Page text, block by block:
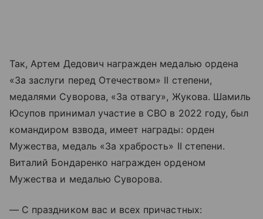
Так, Артем Дедович награжден медалью ордена
«За заслуги перед Отечеством» II степени,
медалями Суворова, «За отвагу», Жукова. Шамиль
Юсупов принимал участие в СВО в 2022 году, был
командиром взвода, имеет награды: орден
Мужества, медаль «За храбрость» II степени.
Виталий Бондаренко награжден орденом
Мужества и медалью Суворова.
— С праздником вас и всех причастных: